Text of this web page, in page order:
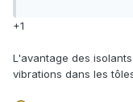
+1
L'avantage des
vibrations dans les